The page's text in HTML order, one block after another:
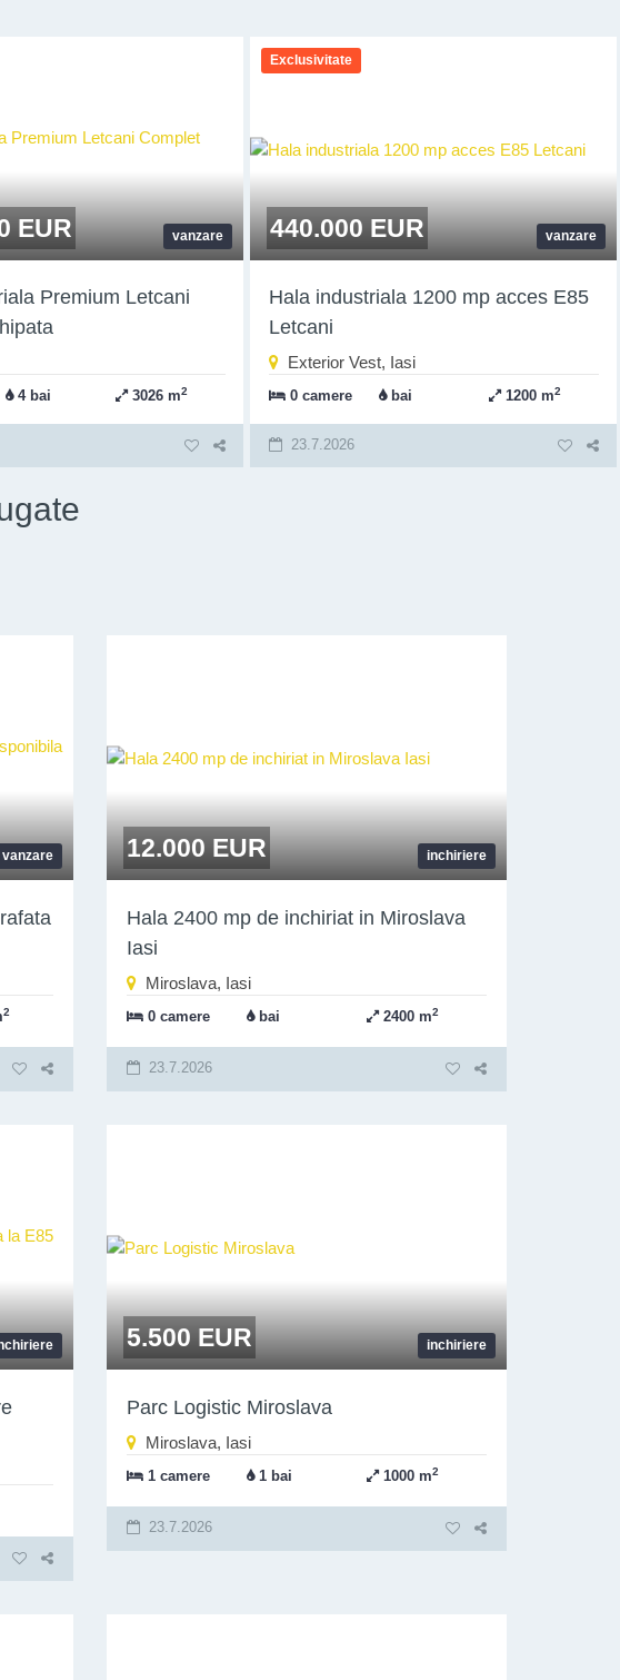
vanzare
EUR
Premium Letcani
4 bai 3026 m2
Exclusivitate
vanzare
440.000 EUR
Hala industriala 1200 mp acces E85
Letcani
Exterior Vest, Iasi
0 camere bai 1200 m2
23.7.2026
vanzare
2
inchiriere
12.000 EUR
Hala 2400 mp de inchiriat in Miroslava
Iasi
Miroslava, Iasi
0 camere bai 2400 m2
23.7.2026
inchiriere
5.500 EUR
Parc Logistic Miroslava
Miroslava, Iasi
1 camere 1 bai 1000 m2
23.7.2026